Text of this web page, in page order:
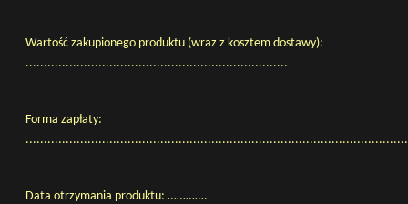
Wartość zakupionego produktu (wraz z kosztem dostawy):
........................................................................
Forma zapłaty:
Data otrzymania produktu: ………….